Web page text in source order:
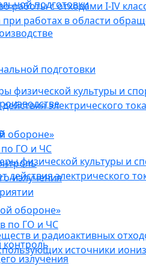
подготовки
физической культуры и
электрического тока
обороне»
ГО и ЧС
излучения
и радиоактивных
источники
работы с отходами I-IV
работах в области
подготовки
физической культуры и
электрического
обороне»
по ГО и ЧС
контроль
излучения